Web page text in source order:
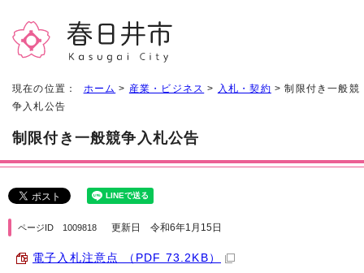
現在の位置： ホーム > 産業・ビジネス > 入札・契約 > 制限付き一般競
争入札公告
制限付き一般競争入札公告
ページID 1009818 更新日 令和6年1月15日
電子入札注意点 （PDF 73.2KB）